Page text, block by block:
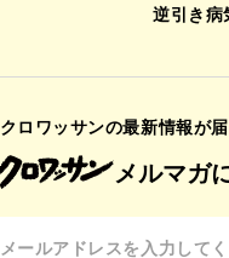
逆引き病
クロワッサンの最新情報が
メルマガ